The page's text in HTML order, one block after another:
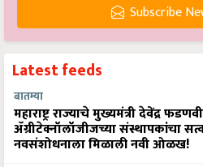
Subscribe
Latest feeds
बातम्या
महाराष्ट्र राज्याचे मुख्यमंत्री देवेंद्र
ॲग्रीटेक्नॉलॉजीजच्या संस्थापकांचा
नवसंशोधनाला मिळाली नवी ओळख!